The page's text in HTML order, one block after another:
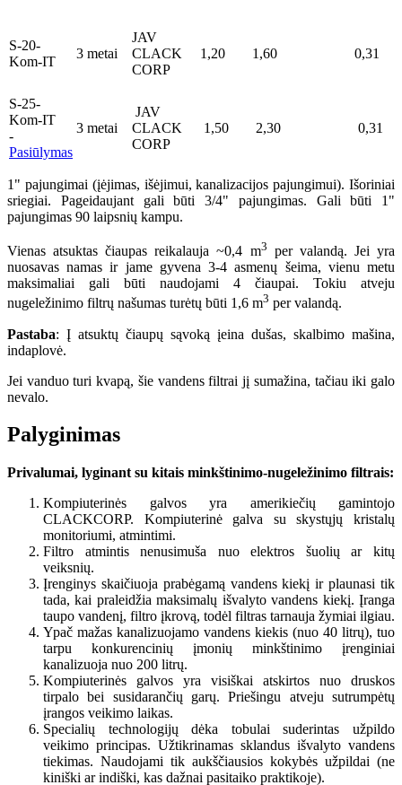
S-20-
Kom-IT
3 metai
JAV
CLACK
CORP
1,20 1,60 0,31
S-25-
Kom-IT
-
Pasiūlymas
3 metai
JAV
CLACK
CORP
1,50 2,30 0,31
1" pajungimai (įėjimas, išėjimui, kanalizacijos pajungimui). Išoriniai
sriegiai. Pageidaujant gali būti 3/4" pajungimas. Gali būti 1"
pajungimas 90 laipsnių kampu.
Vienas atsuktas čiaupas reikalauja ~0,4 m3 per valandą. Jei yra
nuosavas namas ir jame gyvena 3-4 asmenų šeima, vienu metu
maksimaliai gali būti naudojami 4 čiaupai. Tokiu atveju
nugeležinimo filtrų našumas turėtų būti 1,6 m3 per valandą.
Pastaba: Į atsuktų čiaupų sąvoką įeina dušas, skalbimo mašina,
indaplovė.
Jei vanduo turi kvapą, šie vandens filtrai jį sumažina, tačiau iki galo
nevalo.
Palyginimas
Privalumai, lyginant su kitais minkštinimo-nugeležinimo filtrais:
Kompiuterinės galvos yra amerikiečių gamintojo
CLACKCORP. Kompiuterinė galva su skystųjų kristalų
monitoriumi, atmintimi.
Filtro atmintis nenusimuša nuo elektros šuolių ar kitų
veiksnių.
Įrenginys skaičiuoja prabėgamą vandens kiekį ir plaunasi tik
tada, kai praleidžia maksimalų išvalyto vandens kiekį. Įranga
taupo vandenį, filtro įkrovą, todėl filtras tarnauja žymiai ilgiau.
Ypač mažas kanalizuojamo vandens kiekis (nuo 40 litrų), tuo
tarpu konkurencinių įmonių minkštinimo įrenginiai
kanalizuoja nuo 200 litrų.
Kompiuterinės galvos yra visiškai atskirtos nuo druskos
tirpalo bei susidarančių garų. Priešingu atveju sutrumpėtų
įrangos veikimo laikas.
Specialių technologijų dėka tobulai suderintas užpildo
veikimo principas. Užtikrinamas sklandus išvalyto vandens
tiekimas. Naudojami tik aukščiausios kokybės užpildai (ne
kiniški ar indiški, kas dažnai pasitaiko praktikoje).